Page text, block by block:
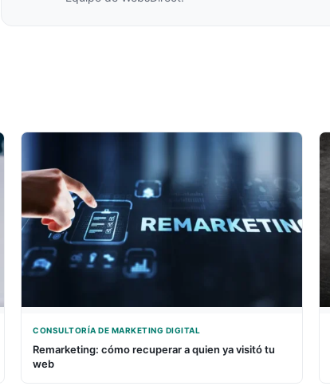
CONSULTORÍA DE MARKETING DIGITAL
Remarketing: cómo recuperar a quien ya visitó tu
web